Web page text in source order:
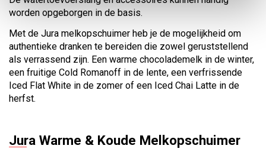
worden opgeborgen in de basis.
Met de Jura melkopschuimer heb je de mogelijkheid om
authentieke dranken te bereiden die zowel geruststellend
als verrassend zijn. Een warme chocolademelk in de winter,
een fruitige Cold Romanoff in de lente, een verfrissende
Iced Flat White in de zomer of een Iced Chai Latte in de
herfst.
Jura Warme & Koude Melkopschuimer